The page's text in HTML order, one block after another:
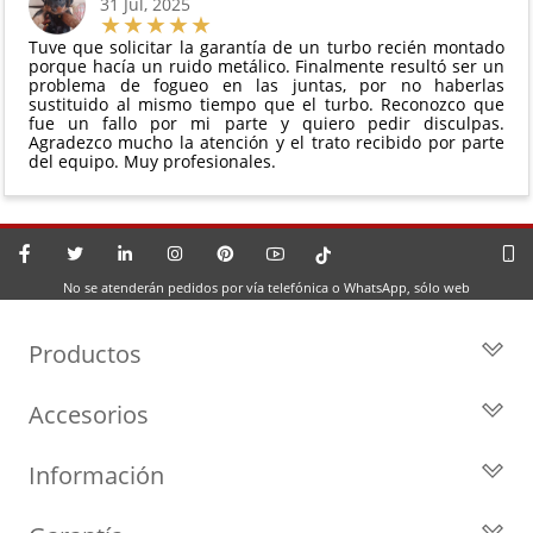
Tuve que solicitar la garantía de un turbo recién montado
porque hacía un ruido metálico. Finalmente resultó ser un
problema de fogueo en las juntas, por no haberlas
sustituido al mismo tiempo que el turbo. Reconozco que
fue un fallo por mi parte y quiero pedir disculpas.
Agradezco mucho la atención y el trato recibido por parte
del equipo. Muy profesionales.
No se atenderán pedidos por vía telefónica o WhatsApp, sólo web
Productos
Turbos por Marca
Cartuchos
Accesorios
Geometrías
Información